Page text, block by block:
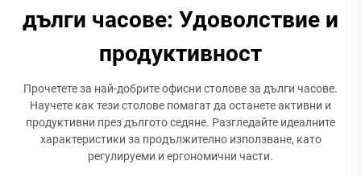
дълги часове: Удоволствие и
продуктивност
Прочетете за най-добрите офисни столове за дълги часове.
Научете как тези столове помагат да останете активни и
продуктивни през дългото седяне. Разгледайте идеалните
характеристики за продължително използване, като
регулируеми и ергономични части.